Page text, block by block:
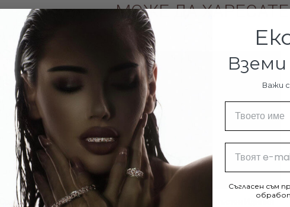
МОЖЕ ДА
Сребърен кръст с Бял Циркон в
Дамски златен пръстен Идилия
Важи
Съгласен съм